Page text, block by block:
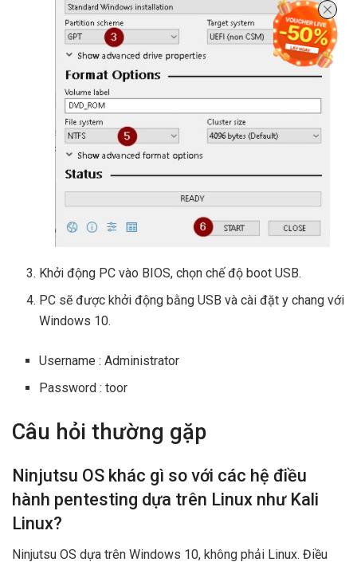
Khởi động PC vào BIOS, chọn chế độ boot USB.
PC sẽ được khởi động bằng USB và cài đặt y chang với
Windows 10.
Username : Administrator
Password : toor
Câu hỏi thường gặp
Ninjutsu OS khác gì so với các hệ điều
hành pentesting dựa trên Linux như Kali
Linux?
Ninjutsu OS dựa trên Windows 10, không phải Linux. Điều